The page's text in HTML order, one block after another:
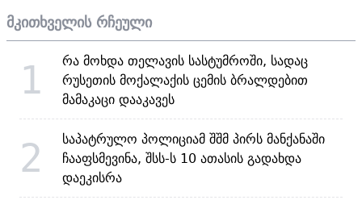
მკითხველის რჩეული
1
რა მოხდა თელავის სასტუმროში, სადაც
რუსეთის მოქალაქის ცემის ბრალდებით
მამაკაცი დააკავეს
2
საპატრულო პოლიციამ შშმ პირს მანქანაში
ჩააფსმევინა, შსს-ს 10 ათასის გადახდა
დაეკისრა